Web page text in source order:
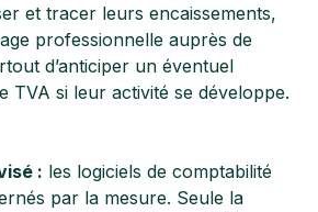
et tracer leurs encaissements,
professionnelle auprès de
d’anticiper un éventuel
TVA si leur activité se développe.
: les logiciels de comptabilité
par la mesure. Seule la